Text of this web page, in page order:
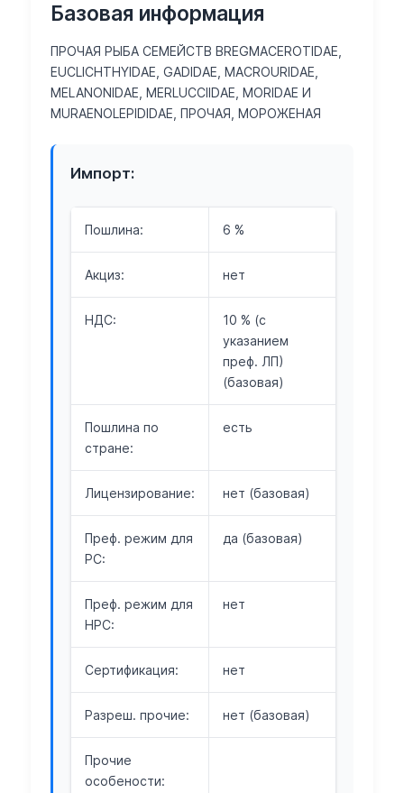
Базовая информация
ПРОЧАЯ РЫБА СЕМЕЙСТВ BREGMACEROTIDAE,
EUCLICHTHYIDAE, GADIDAE, MACROURIDAE,
MELANONIDAE, MERLUCCIIDAE, MORIDAE И
MURAENOLEPIDIDAE, ПРОЧАЯ, МОРОЖЕНАЯ
Импорт:
Пошлина: 6 %
Акциз: нет
НДС:
10 % (с
указанием
преф. ЛП)
(базовая)
Пошлина по
стране:
есть
Лицензирование: нет (базовая)
Преф. режим для
РС:
да (базовая)
Преф. режим для
НРС:
нет
Сертификация: нет
Разреш. прочие: нет (базовая)
Прочие
особености: